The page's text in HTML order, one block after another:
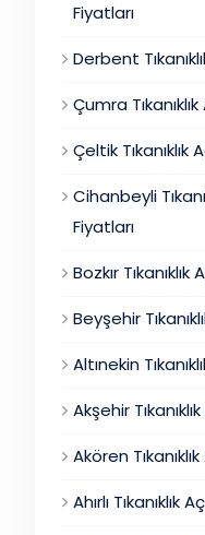
Fiyatları
Derbent
Çumra
Çeltik Tıkanıklık
Cihanbeyli
Fiyatları
Bozkır
Beyşehir
Altınekin
Akşehir
Akören
Ahırlı